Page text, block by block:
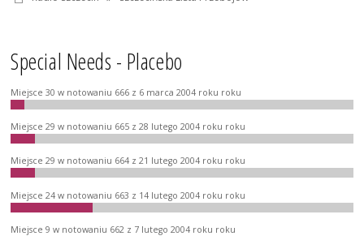
Special Needs - Placebo
Miejsce 30 w notowaniu 666 z 6 marca 2004 roku roku
Miejsce 29 w notowaniu 665 z 28 lutego 2004 roku roku
Miejsce 29 w notowaniu 664 z 21 lutego 2004 roku roku
Miejsce 24 w notowaniu 663 z 14 lutego 2004 roku roku
Miejsce 9 w notowaniu 662 z 7 lutego 2004 roku roku